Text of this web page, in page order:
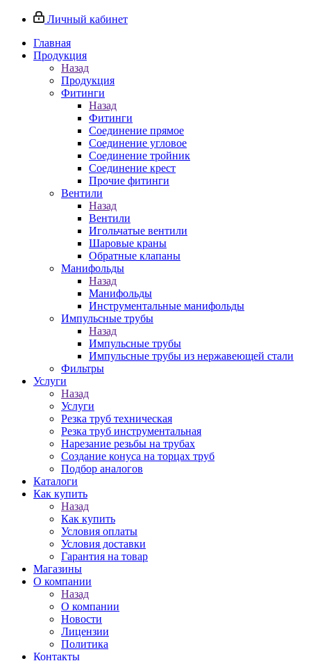
Личный кабинет
Главная
Продукция
Назад
Продукция
Фитинги
Назад
Фитинги
Соединение прямое
Соединение угловое
Соединение тройник
Соединение крест
Прочие фитинги
Вентили
Назад
Вентили
Игольчатые вентили
Шаровые краны
Обратные клапаны
Манифольды
Назад
Манифольды
Инструментальные манифольды
Импульсные трубы
Назад
Импульсные трубы
Импульсные трубы из нержавеющей стали
Фильтры
Услуги
Назад
Услуги
Резка труб техническая
Резка труб инструментальная
Нарезание резьбы на трубах
Создание конуса на торцах труб
Подбор аналогов
Каталоги
Как купить
Назад
Как купить
Условия оплаты
Условия доставки
Гарантия на товар
Магазины
О компании
Назад
О компании
Новости
Лицензии
Политика
Контакты